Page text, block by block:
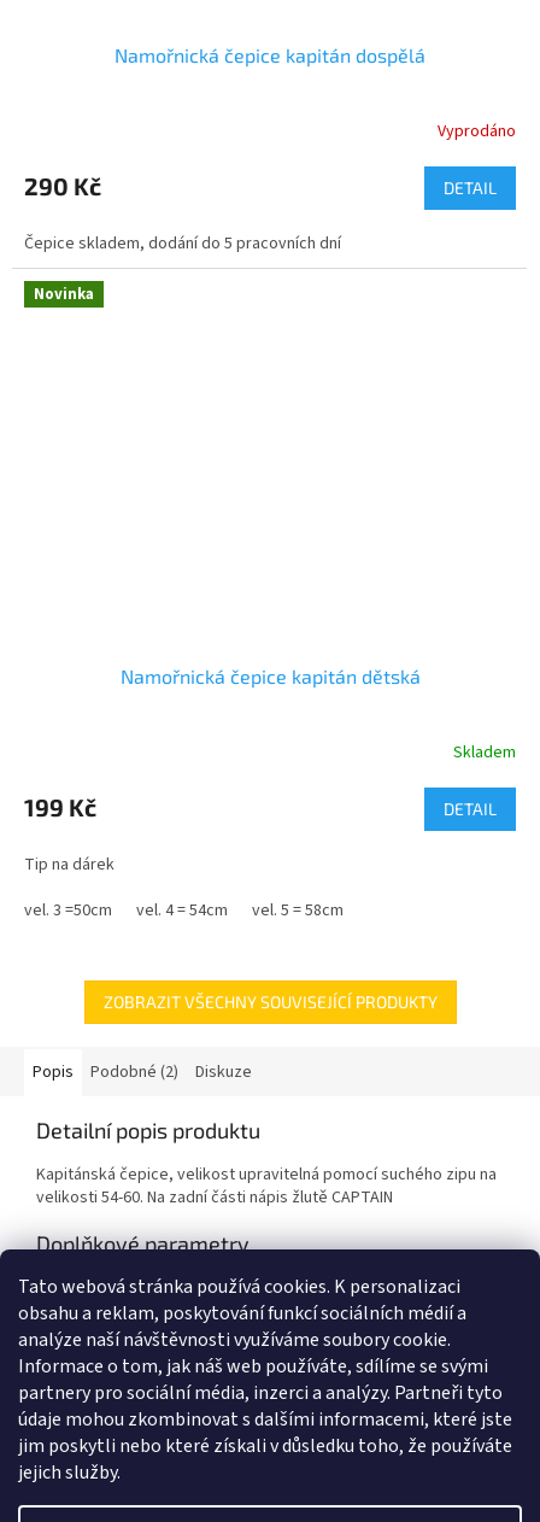
Tato webová stránka používá cookies. K personalizaci
obsahu a reklam, poskytování funkcí sociálních médií a
analýze naší návštěvnosti využíváme soubory cookie.
Informace o tom, jak náš web používáte, sdílíme se svými
partnery pro sociální média, inzerci a analýzy. Partneři tyto
údaje mohou zkombinovat s dalšími informacemi, které jste
jim poskytli nebo které získali v důsledku toho, že používáte
jejich služby.
Namořnická čepice kapitán dospělá
Vyprodáno
290 Kč DETAIL
Čepice skladem, dodání do 5 pracovních dní
Novinka
Namořnická čepice kapitán dětská
Skladem
199 Kč DETAIL
Tip na dárek
vel. 3 =50cm
vel. 4 = 54cm vel. 5 = 58cm
ZOBRAZIT VŠECHNY SOUVISEJÍCÍ PRODUKTY
Popis Podobné (2) Diskuze
Detailní popis produktu
Kapitánská čepice, velikost upravitelná pomocí suchého zipu na
velikosti 54-60. Na zadní části nápis žlutě CAPTAIN
Doplňkové parametry
Kategorie:
Námořnické čepice, spodní prádlo
Hmotnost: 0.3 kg
Zboží.cz Heureka.cz Námořnická trička Levné ubytování Praha